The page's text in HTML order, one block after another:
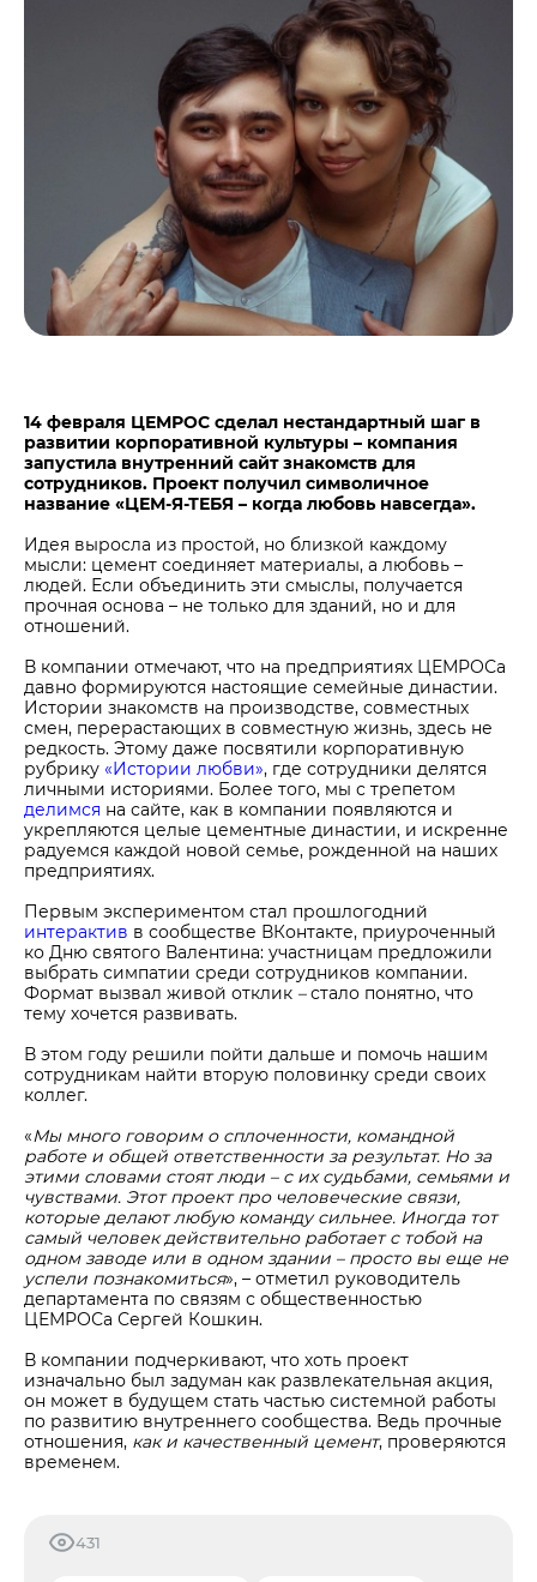
14 февраля ЦЕМРОС сделал нестандартный шаг в
развитии корпоративной культуры – компания
запустила внутренний сайт знакомств для
сотрудников. Проект получил символичное
название «ЦЕМ-Я-ТЕБЯ – когда любовь навсегда».
Идея выросла из простой, но близкой каждому
мысли: цемент соединяет материалы, а любовь –
людей. Если объединить эти смыслы, получается
прочная основа – не только для зданий, но и для
отношений.
В компании отмечают, что на предприятиях ЦЕМРОСа
давно формируются настоящие семейные династии.
Истории знакомств на производстве, совместных
смен, перерастающих в совместную жизнь, здесь не
редкость. Этому даже посвятили корпоративную
рубрику «Истории любви», где сотрудники делятся
личными историями. Более того, мы с трепетом
делимся на сайте, как в компании появляются и
укрепляются целые цементные династии, и искренне
радуемся каждой новой семье, рожденной на наших
предприятиях.
Первым экспериментом стал прошлогодний
интерактив в сообществе ВКонтакте, приуроченный
ко Дню святого Валентина: участницам предложили
выбрать симпатии среди сотрудников компании.
Формат вызвал живой отклик –стало понятно, что
тему хочется развивать.
В этом году решили пойти дальше и помочь нашим
сотрудникам найти вторую половинку среди своих
коллег.
«Мы много говорим о сплоченности, командной
работе и общей ответственности за результат. Но за
этими словами стоят люди –с их судьбами, семьями и
чувствами. Этот проект про человеческие связи,
которые делают любую команду сильнее. Иногда тот
самый человек действительно работает с тобой на
одном заводе или в одном здании – просто вы еще не
успели познакомиться», – отметил руководитель
департамента по связям с общественностью
ЦЕМРОСа Сергей Кошкин.
В компании подчеркивают, что хоть проект
изначально был задуман как развлекательная акция,
он может в будущем стать частью системной работы
по развитию внутреннего сообщества. Ведь прочные
отношения, как и качественный цемент, проверяются
временем.
431
Центры дистрибуции
Реализация ТМЦ и непрофильных активов
Политика в области закупок
В помощь поставщику
Люди ЦЕМРОСа
Технологии и тренды
Издание для клиентов
Аналитика цементной отрасли
Медиабанк
Пресса о нас
Контакты
Контакты